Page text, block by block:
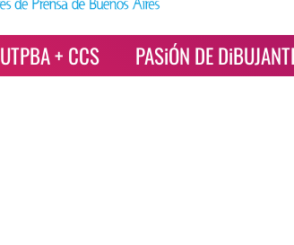
UTPBA + CCS PASiÓN DE